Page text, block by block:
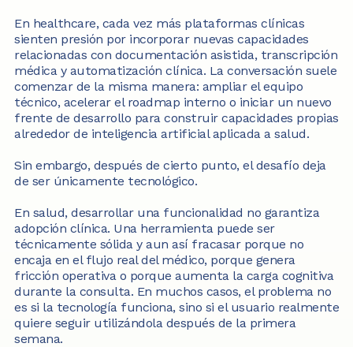
En healthcare, cada vez más plataformas clínicas
sienten presión por incorporar nuevas capacidades
relacionadas con documentación asistida, transcripción
médica y automatización clínica. La conversación suele
comenzar de la misma manera: ampliar el equipo
técnico, acelerar el roadmap interno o iniciar un nuevo
frente de desarrollo para construir capacidades propias
alrededor de inteligencia artificial aplicada a salud.
Sin embargo, después de cierto punto, el desafío deja
de ser únicamente tecnológico.
En salud, desarrollar una funcionalidad no garantiza
adopción clínica. Una herramienta puede ser
técnicamente sólida y aun así fracasar porque no
encaja en el flujo real del médico, porque genera
fricción operativa o porque aumenta la carga cognitiva
durante la consulta. En muchos casos, el problema no
es si la tecnología funciona, sino si el usuario realmente
quiere seguir utilizándola después de la primera
semana.